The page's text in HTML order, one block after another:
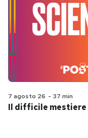
7 agosto 26 - 37 min
Il difficile